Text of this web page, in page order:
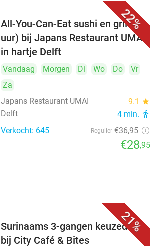
22%
All-You-Can-Eat sushi en grill (3
uur) bij Japans Restaurant UMAI
in hartje Delft
Vandaag Morgen Di Wo Do
Vr
Za
Japans Restaurant UMAI
9.1 star
Delft 4 min. directions_walk
Verkocht: 645 Regulier €36,95
€28,95
21%
Surinaams 3-gangen keuzediner
bij City Café & Bites